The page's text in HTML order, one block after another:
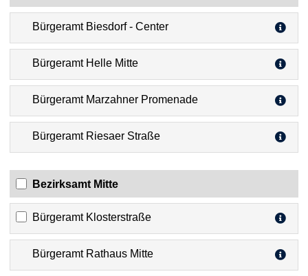
Bürgeramt Biesdorf - Center
Bürgeramt Helle Mitte
Bürgeramt Marzahner Promenade
Bürgeramt Riesaer Straße
Bezirksamt Mitte
Bürgeramt Klosterstraße
Bürgeramt Rathaus Mitte